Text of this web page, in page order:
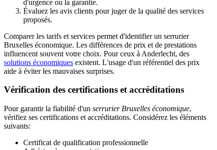
d'urgence ou la garantie.
Évaluez les avis clients pour juger de la qualité des services
proposés.
Comparer les tarifs et services permet d'identifier un serrurier
Bruxelles économique. Les différences de prix et de prestations
influencent souvent votre choix. Pour ceux à Anderlecht, des
solutions économiques existent. L'usage d'un référentiel des prix
aide à éviter les mauvaises surprises.
Vérification des certifications et accréditations
Pour garantir la fiabilité d'un serrurier Bruxelles économique,
vérifiez ses certifications et accréditations. Considérez les éléments
suivants:
Certificat de qualification professionnelle